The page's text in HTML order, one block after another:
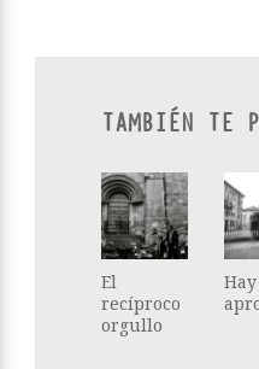
TAMBIÉN TE
El
recíproco
orgullo